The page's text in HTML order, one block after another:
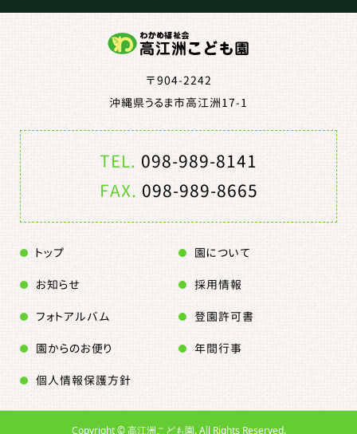
〒904-2242
沖縄県うるま市高江洲17-1
TEL.098-989-8141
FAX.098-989-8665
トップ 園について
園からのお便り
お知らせ 採用情報
年間行事
フォトアルバム 登園許可書
個人情報保護方針
Copyright ©高江洲こども園. All Rights Reserved.